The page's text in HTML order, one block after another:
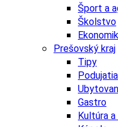
Šport a
Školstvo
Prešovský kraj
Tipy
Podujatia
Gastro
Kultúra